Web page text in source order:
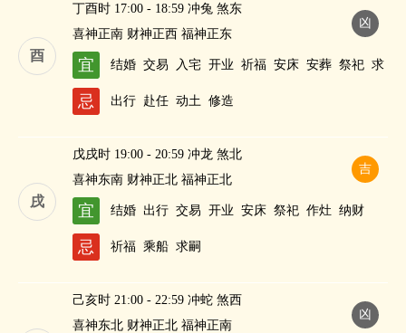
酉
凶
丁酉时 17:00 - 18:59 冲兔 煞东
喜神正南 财神正西 福神正东
宜 结婚 交易 入宅 开业 祈福 安床 安葬 祭祀 求
嗣
纳财
忌 出行 赴任 动土 修造
戌
吉
戊戌时 19:00 - 20:59 冲龙 煞北
喜神东南 财神正北 福神正北
宜 结婚 出行 交易 开业 安床 祭祀 作灶 纳财
忌 祈福 乘船 求嗣
凶
己亥时 21:00 - 22:59 冲蛇 煞西
喜神东北 财神正北 福神正南